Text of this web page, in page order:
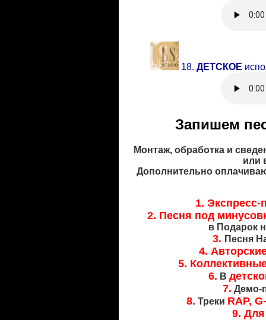
18. ДЕТСКОЕ
Запишем
Монтаж, обработка и
или
Дополнительно
1. Экспресс-
2. Песня под
в Подарок
3. Песня
4.
5.
6. В
7. Демо-
8. Треки RAP,
9.